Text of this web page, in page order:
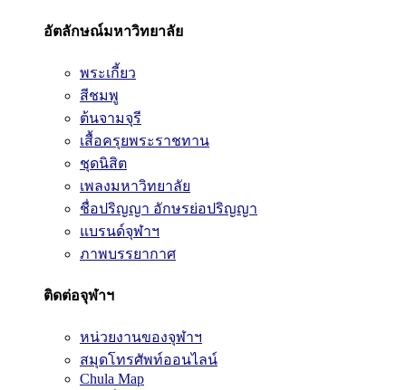
อัตลักษณ์มหาวิทยาลัย
พระเกี้ยว
สีชมพู
ต้นจามจุรี
เสื้อครุยพระราชทาน
ชุดนิสิต
เพลงมหาวิทยาลัย
ชื่อปริญญา อักษรย่อปริญญา
แบรนด์จุฬาฯ
ภาพบรรยากาศ
ติดต่อจุฬาฯ
หน่วยงานของจุฬาฯ
สมุดโทรศัพท์ออนไลน์
Chula Map